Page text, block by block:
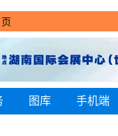
图库 手机端